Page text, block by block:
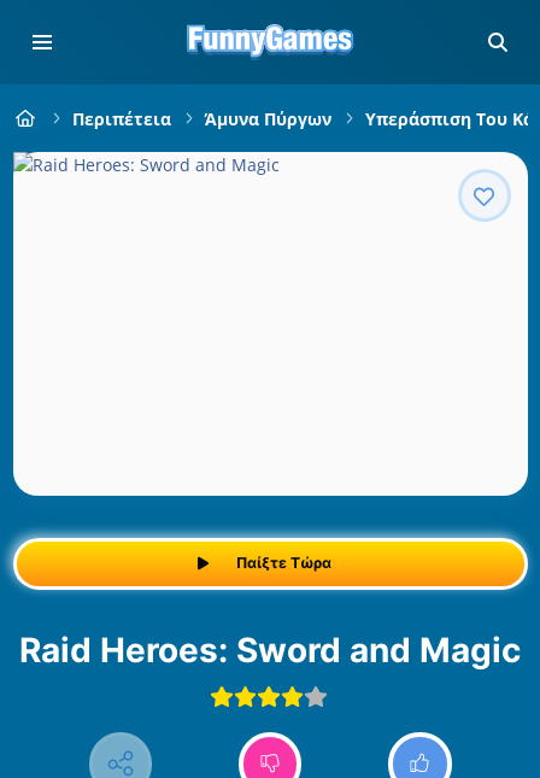
Περιπέτεια Άμυνα Πύργων Υπεράσπιση Του
Παίξτε Τώρα
Raid Heroes: Sword and Magic